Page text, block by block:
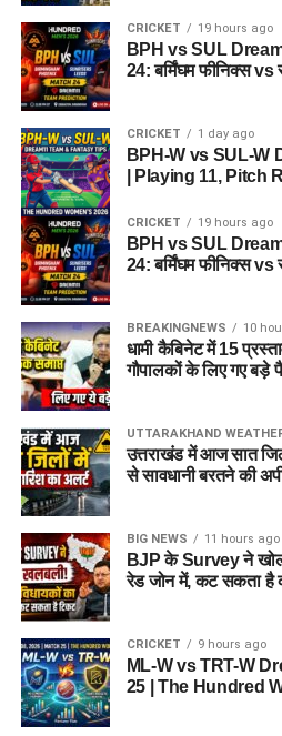
CRICKET 19 hours ago
BPH vs SUL
24: बर्मिंघम फीनिक्स vs
CRICKET 1 day ago
BPH-W vs SUL-W
| Playing 11, Pitch
CRICKET 19 hours ago
BPH vs SUL
24: बर्मिंघम फीनिक्स vs
BREAKINGNEWS 10
धामी कैबिनेट में 15
गौपालकों के लिए गए
UTTARAKHAND
उत्तराखंड में आज सात
से सावधानी बरतने की
BIG NEWS 11 hours ago
BJP के Survey ने
रेड जोन में, कट सकता है
CRICKET 9 hours ago
ML-W vs TRT-W
25 | The Hundred